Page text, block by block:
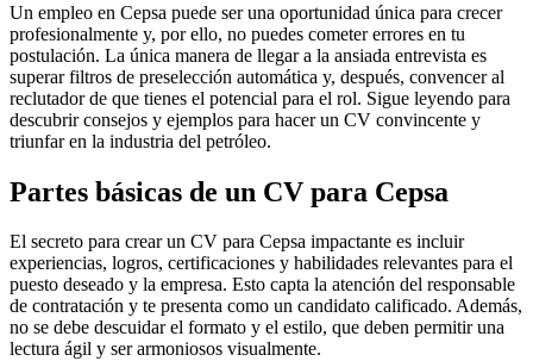
Un empleo en Cepsa puede ser una oportunidad única para crecer
profesionalmente y, por ello, no puedes cometer errores en tu
postulación. La única manera de llegar a la ansiada entrevista es
superar filtros de preselección automática y, después, convencer al
reclutador de que tienes el potencial para el rol. Sigue leyendo para
descubrir consejos y ejemplos para hacer un CV convincente y
triunfar en la industria del petróleo.
Partes básicas de un CV para Cepsa
El secreto para crear un CV para Cepsa impactante es incluir
experiencias, logros, certificaciones y habilidades relevantes para el
puesto deseado y la empresa. Esto capta la atención del responsable
de contratación y te presenta como un candidato calificado. Además,
no se debe descuidar el formato y el estilo, que deben permitir una
lectura ágil y ser armoniosos visualmente.